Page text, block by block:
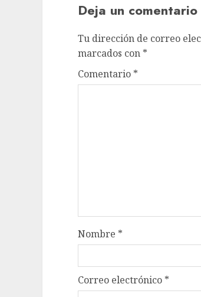
Deja un comentario
Tu dirección de correo
marcados con *
Comentario *
Nombre *
Correo electrónico *